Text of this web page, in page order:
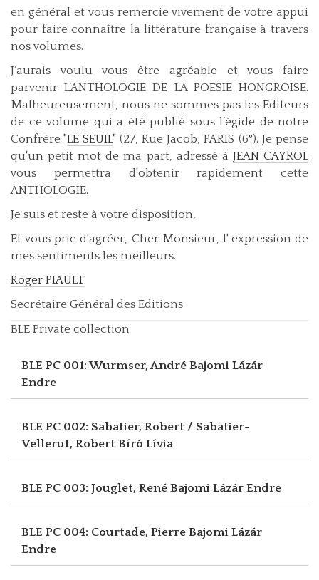
en général et vous remercie vivement de votre appui
pour faire connaître la littérature française à travers
nos volumes.
J’aurais voulu vous être agréable et vous faire
parvenir L’ANTHOLOGIE DE LA POESIE HONGROISE.
Malheureusement, nous ne sommes pas les Editeurs
de ce volume qui a été publié sous l’égide de notre
Confrère "LE SEUIL" (27, Rue Jacob, PARIS (6°). Je pense
qu'un petit mot de ma part, adressé à JEAN CAYROL
vous permettra d'obtenir rapidement cette
ANTHOLOGIE.
Je suis et reste à votre disposition,
Et vous prie d'agréer, Cher Monsieur, l' expression de
mes sentiments les meilleurs.
Roger PIAULT
Secrétaire Général des Editions
BLE Private collection
BLE PC 001: Wurmser, André Bajomi Lázár
Endre
BLE PC 002: Sabatier, Robert / Sabatier-
Vellerut, Robert Bíró Lívia
BLE PC 003: Jouglet, René Bajomi Lázár Endre
BLE PC 004: Courtade, Pierre Bajomi Lázár
Endre